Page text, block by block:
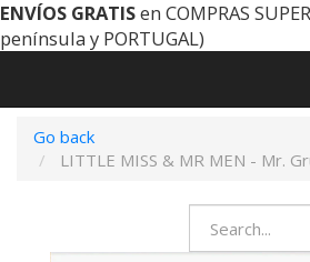
ENVÍOS GRATISen COMPRAS
península y PORTUGAL)
Go back
LITTLE MISS & MR MEN - Mr.